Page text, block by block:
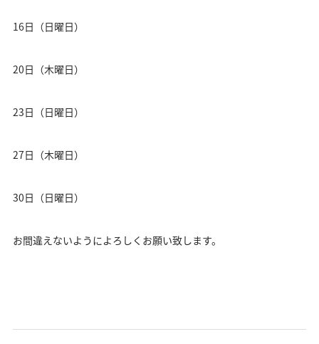
16日（日曜日）
20日（木曜日）
23日（日曜日）
27日（木曜日）
30日（日曜日）
お間違えないようによろしくお願い致します。